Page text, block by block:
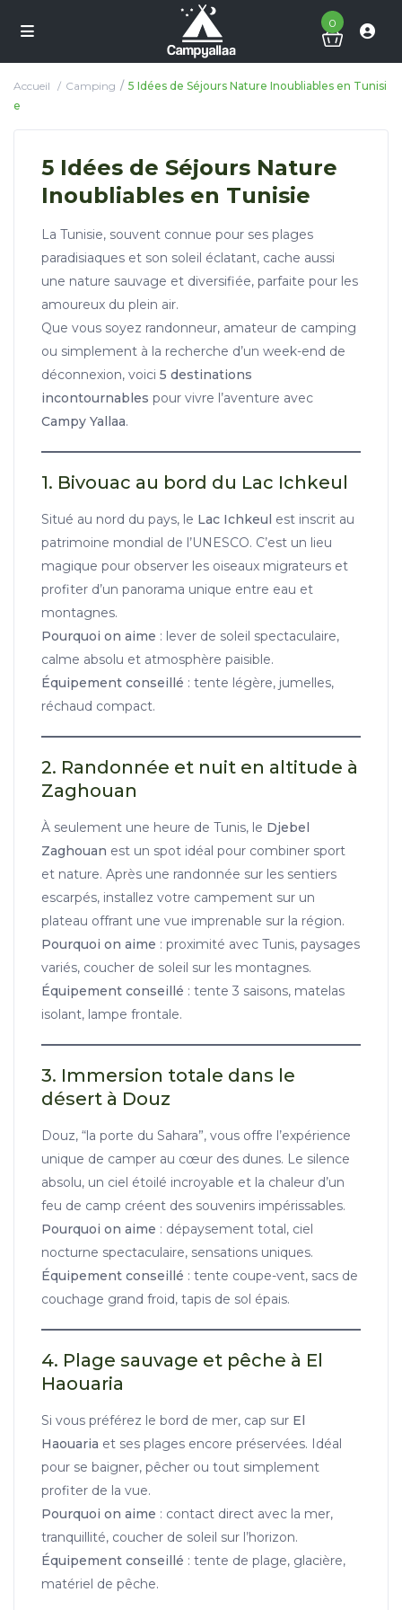
0
Accueil Camping
5 Idées de Séjours Nature Inoubliables en Tunisi
e
5 Idées de Séjours Nature
Inoubliables en Tunisie
La Tunisie, souvent connue pour ses plages
paradisiaques et son soleil éclatant, cache aussi
une nature sauvage et diversifiée, parfaite pour les
amoureux du plein air.
Que vous soyez randonneur, amateur de camping
ou simplement à la recherche d’un week-end de
déconnexion, voici5 destinations
incontournables pour vivre l’aventure avec
Campy Yallaa.
1. Bivouac au bord du Lac Ichkeul
Situé au nord du pays, le Lac Ichkeul est inscrit au
patrimoine mondial de l’UNESCO. C’est un lieu
magique pour observer les oiseaux migrateurs et
profiter d’un panorama unique entre eau et
montagnes.
Pourquoi on aime : lever de soleil spectaculaire,
calme absolu et atmosphère paisible.
Équipement conseillé : tente légère, jumelles,
réchaud compact.
2. Randonnée et nuit en altitude à
Zaghouan
À seulement une heure de Tunis, le Djebel
Zaghouan est un spot idéal pour combiner sport
et nature. Après une randonnée sur les sentiers
escarpés, installez votre campement sur un
plateau offrant une vue imprenable sur la région.
Pourquoi on aime : proximité avec Tunis, paysages
variés, coucher de soleil sur les montagnes.
Équipement conseillé : tente 3 saisons, matelas
isolant, lampe frontale.
3. Immersion totale dans le
désert à Douz
Douz, “la porte du Sahara”, vous offre l’expérience
unique de camper au cœur des dunes. Le silence
absolu, un ciel étoilé incroyable et la chaleur d’un
feu de camp créent des souvenirs impérissables.
Pourquoi on aime : dépaysement total, ciel
nocturne spectaculaire, sensations uniques.
Équipement conseillé : tente coupe-vent, sacs de
couchage grand froid, tapis de sol épais.
4. Plage sauvage et pêche à El
Haouaria
Si vous préférez le bord de mer, cap sur El
Haouaria et ses plages encore préservées. Idéal
pour se baigner, pêcher ou tout simplement
profiter de la vue.
Pourquoi on aime : contact direct avec la mer,
tranquillité, coucher de soleil sur l’horizon.
Équipement conseillé : tente de plage, glacière,
matériel de pêche.